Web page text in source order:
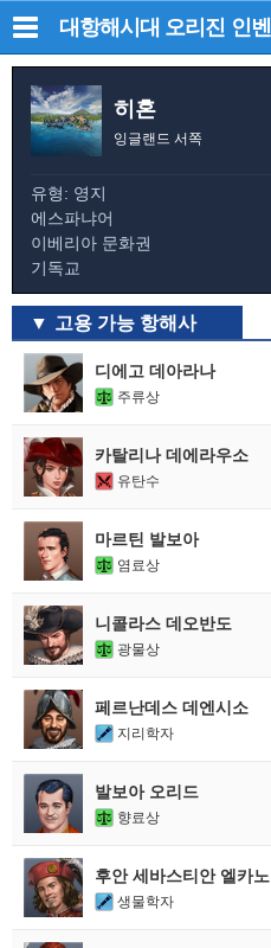
대항해시대 오리진 인벤
히혼
잉글랜드 서쪽
유형: 영지
에스파냐어
이베리아 문화권
기독교
고용 가능 항해사
디에고 데아라나
주류상
카탈리나 데에라우소
유탄수
마르틴 발보아
염료상
니콜라스 데오반도
광물상
페르난데스 데엔시소
지리학자
발보아 오리드
향료상
후안 세바스티안 엘카노
생물학자